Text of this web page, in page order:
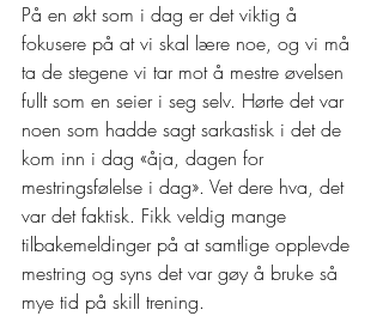
På en økt som i dag er det viktig å
fokusere på at vi skal lære noe, og vi må
ta de stegene vi tar mot å mestre øvelsen
fullt som en seier i seg selv. Hørte det var
noen som hadde sagt sarkastisk i det de
kom inn i dag «åja, dagen for
mestringsfølelse i dag». Vet dere hva, det
var det faktisk. Fikk veldig mange
tilbakemeldinger på at samtlige opplevde
mestring og syns det var gøy å bruke så
mye tid på skill trening.